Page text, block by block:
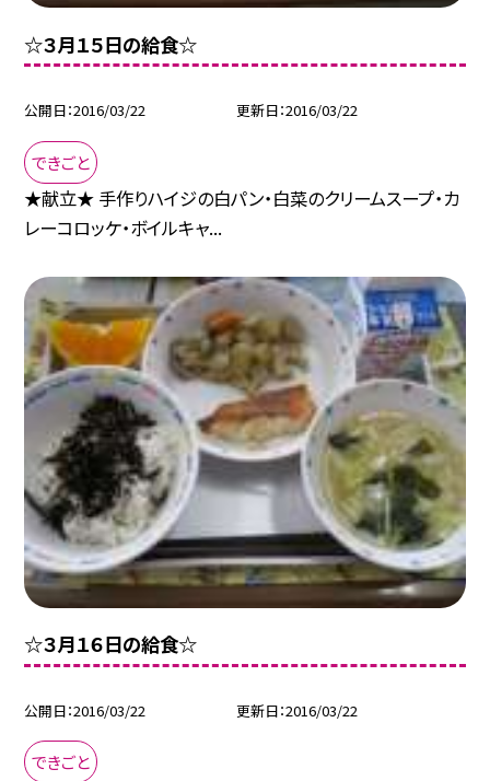
☆３月１５日の給食☆
公開日 2016/03/22 更新日 2016/03/22
できごと
★献立★ 手作りハイジの白パン・白菜のクリームスープ・カ
レーコロッケ・ボイルキャ...
☆３月１６日の給食☆
公開日 2016/03/22 更新日 2016/03/22
できごと